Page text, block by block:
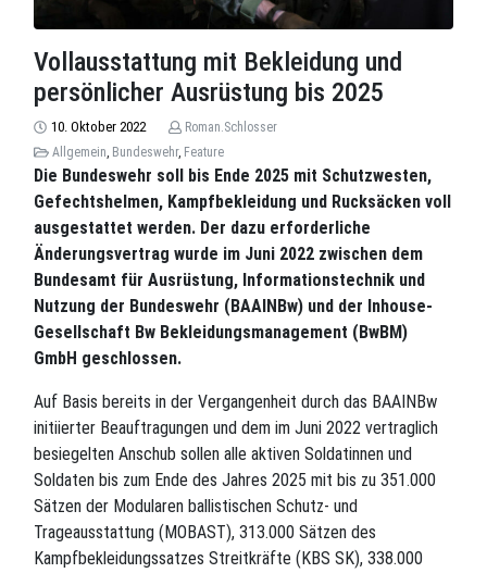
Vollausstattung mit Bekleidung und
persönlicher Ausrüstung bis 2025
10. Oktober 2022
Roman.Schlosser
Allgemein, Bundeswehr, Feature
Die Bundeswehr soll bis Ende 2025 mit Schutzwesten,
Gefechtshelmen, Kampfbekleidung und Rucksäcken voll
ausgestattet werden. Der dazu erforderliche
Änderungsvertrag wurde im Juni 2022 zwischen dem
Bundesamt für Ausrüstung, Informationstechnik und
Nutzung der Bundeswehr (BAAINBw) und der Inhouse-
Gesellschaft Bw Bekleidungsmanagement (BwBM)
GmbH geschlossen.
Auf Basis bereits in der Vergangenheit durch das BAAINBw
initiierter Beauftragungen und dem im Juni 2022 vertraglich
besiegelten Anschub sollen alle aktiven Soldatinnen und
Soldaten bis zum Ende des Jahres 2025 mit bis zu 351.000
Sätzen der Modularen ballistischen Schutz- und
Trageausstattung (MOBAST), 313.000 Sätzen des
Kampfbekleidungssatzes Streitkräfte (KBS SK), 338.000